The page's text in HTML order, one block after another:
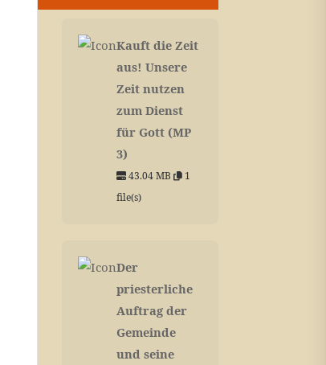
Kauft die Zeit
aus! Unsere
Zeit nutzen
zum Dienst
für Gott (MP
3)
43.04 MB
1
file(s)
Der
priesterliche
Auftrag der
Gemeinde
und seine